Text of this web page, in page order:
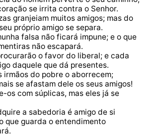
se irrita contra o Senhor.
granjeiam muitos amigos; mas do
próprio amigo se separa.
falsa não ficará impune; e o que
não escapará.
o favor do liberal; e cada
daquele que dá presentes.
irmãos do pobre o aborrecem;
se afastam dele os seus amigos!
os com súplicas, mas eles já se
a sabedoria é amigo de si
que guarda o entendimento